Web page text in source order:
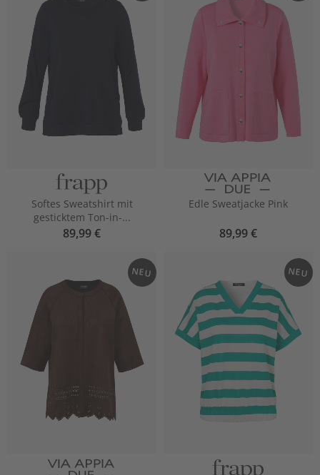
Softes Sweatshirt mit
gesticktem Ton-in-...
89,99 €
Edle Sweatjacke Pink
89,99 €
NEU NEU